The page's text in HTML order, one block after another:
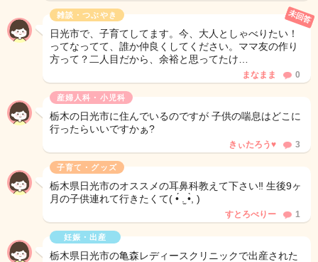
雑談・つぶやき
日光市で、子育てしてます。今、大人としゃべりたい！
ってなってて、誰か仲良くしてください。ママ友の作り
方って？二人目だから、余裕と思ってたけ…
未回答
まなまま 0
産婦人科・小児科
栃木の日光市に住んでいるのですが 子供の喘息はどこに
行ったらいいですかぁ?
きぃたろう♥ 3
子育て・グッズ
栃木県日光市のオススメの耳鼻科教えて下さい‼︎ 生後9ヶ
月の子供連れて行きたくて( •́ .̫ •̀, )
すとろべりー 1
妊娠・出産
栃木県日光市の亀森レディースクリニックで出産された